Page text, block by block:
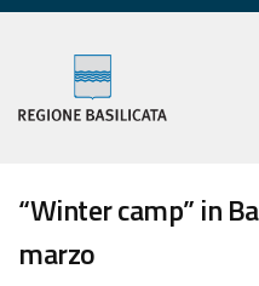
“Winter camp” in
marzo